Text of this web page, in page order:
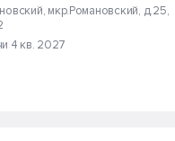
, мкр.Романовский, д.25,
4 кв. 2027